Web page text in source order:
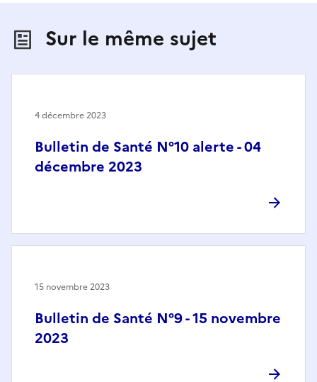
Sur le même sujet
Bulletin de Santé N°10 alerte - 04
décembre 2023
4 décembre 2023
Bulletin de Santé N°9 - 15 novembre
2023
15 novembre 2023